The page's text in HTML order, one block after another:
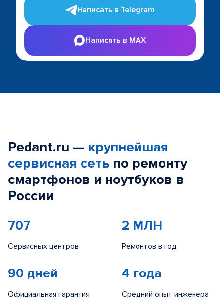
Написать в Telegram
Написать в MAX
Pedant.ru — крупнейшая
сервисная сеть по ремонту
смартфонов и ноутбуков в
России
707
Сервисных центров
2 МЛН
Ремонтов в год
90 дней
Официальная гарантия
4 года
Средний опыт инженера